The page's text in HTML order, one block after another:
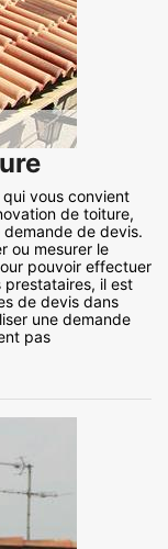
vous convient
de toiture,
de devis.
ou mesurer le
pouvoir effectuer
prestataires, il est
de devis dans
une demande
pas